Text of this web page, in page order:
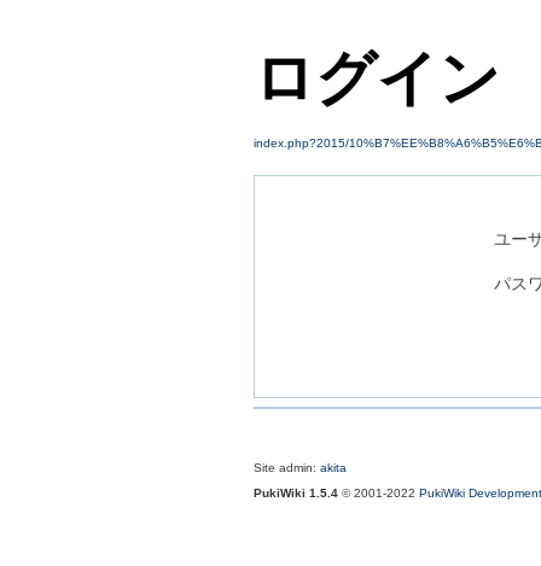
ログイン
index.php?2015/
ユー
パス
Site admin: akita
PukiWiki 1.5.4 © 2001-2022 PukiWiki